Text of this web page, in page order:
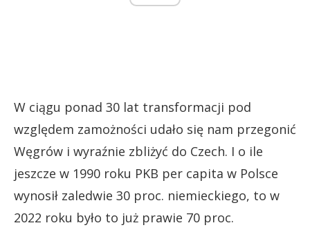
W ciągu ponad 30 lat transformacji pod
względem zamożności udało się nam przegonić
Węgrów i wyraźnie zbliżyć do Czech. I o ile
jeszcze w 1990 roku PKB per capita w Polsce
wynosił zaledwie 30 proc. niemieckiego, to w
2022 roku było to już prawie 70 proc.